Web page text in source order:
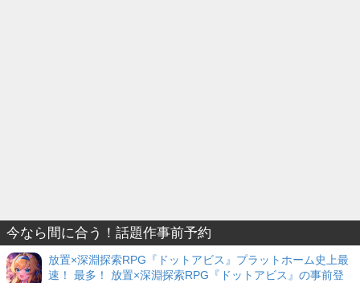
今なら間に合う！話題作事前予約
放置×深淵探索RPG『ドットアビス』プラットホーム史上最
速！ 最多！ 放置×深淵探索RPG『ドットアビス』の事前登